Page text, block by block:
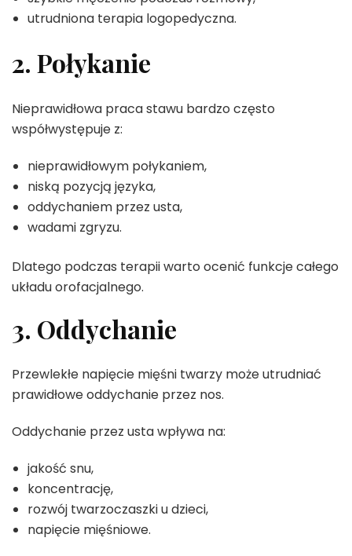
utrudniona terapia logopedyczna.
2. Połykanie
Nieprawidłowa praca stawu bardzo często
współwystępuje z:
nieprawidłowym połykaniem,
niską pozycją języka,
oddychaniem przez usta,
wadami zgryzu.
Dlatego podczas terapii warto ocenić funkcje całego
układu orofacjalnego.
3. Oddychanie
Przewlekłe napięcie mięśni twarzy może utrudniać
prawidłowe oddychanie przez nos.
Oddychanie przez usta wpływa na:
jakość snu,
koncentrację,
rozwój twarzoczaszki u dzieci,
napięcie mięśniowe.